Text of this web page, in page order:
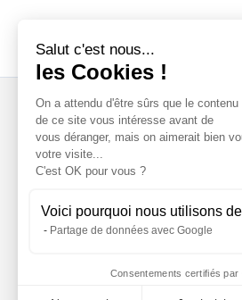
Salut c'est nous...
les Cookies !
On a attendu d'être sûrs que le contenu
de ce site vous intéresse avant de
vous déranger, mais on aimerait bien
votre visite...
C'est OK pour vous ?
Voici pourquoi nous utilisons
Partage de données avec Google
Consentements certifiés par